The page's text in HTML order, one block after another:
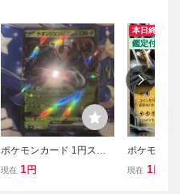
ポケモンカード 1円スタ
ート チオンジェンex sv4
現在 1円
本日終了
鑑定付き
ポケモンカ
スEX RR
現在 1